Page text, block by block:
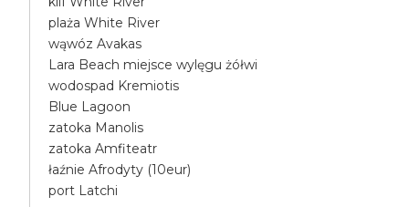
plaża White River
wąwóz Avakas
Lara Beach miejsce wylęgu żółwi
wodospad Kremiotis
Blue Lagoon
zatoka Manolis
zatoka Amfiteatr
łaźnie Afrodyty (10eur)
port Latchi